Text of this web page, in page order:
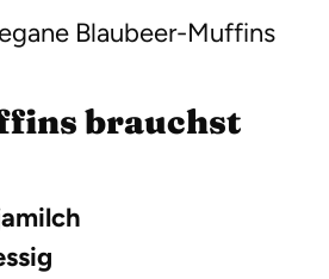
Blaubeer-Muffins
brauchst